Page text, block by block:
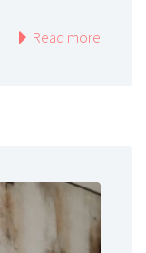
Read more